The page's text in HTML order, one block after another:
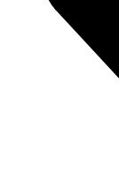
oficiales y
total
en